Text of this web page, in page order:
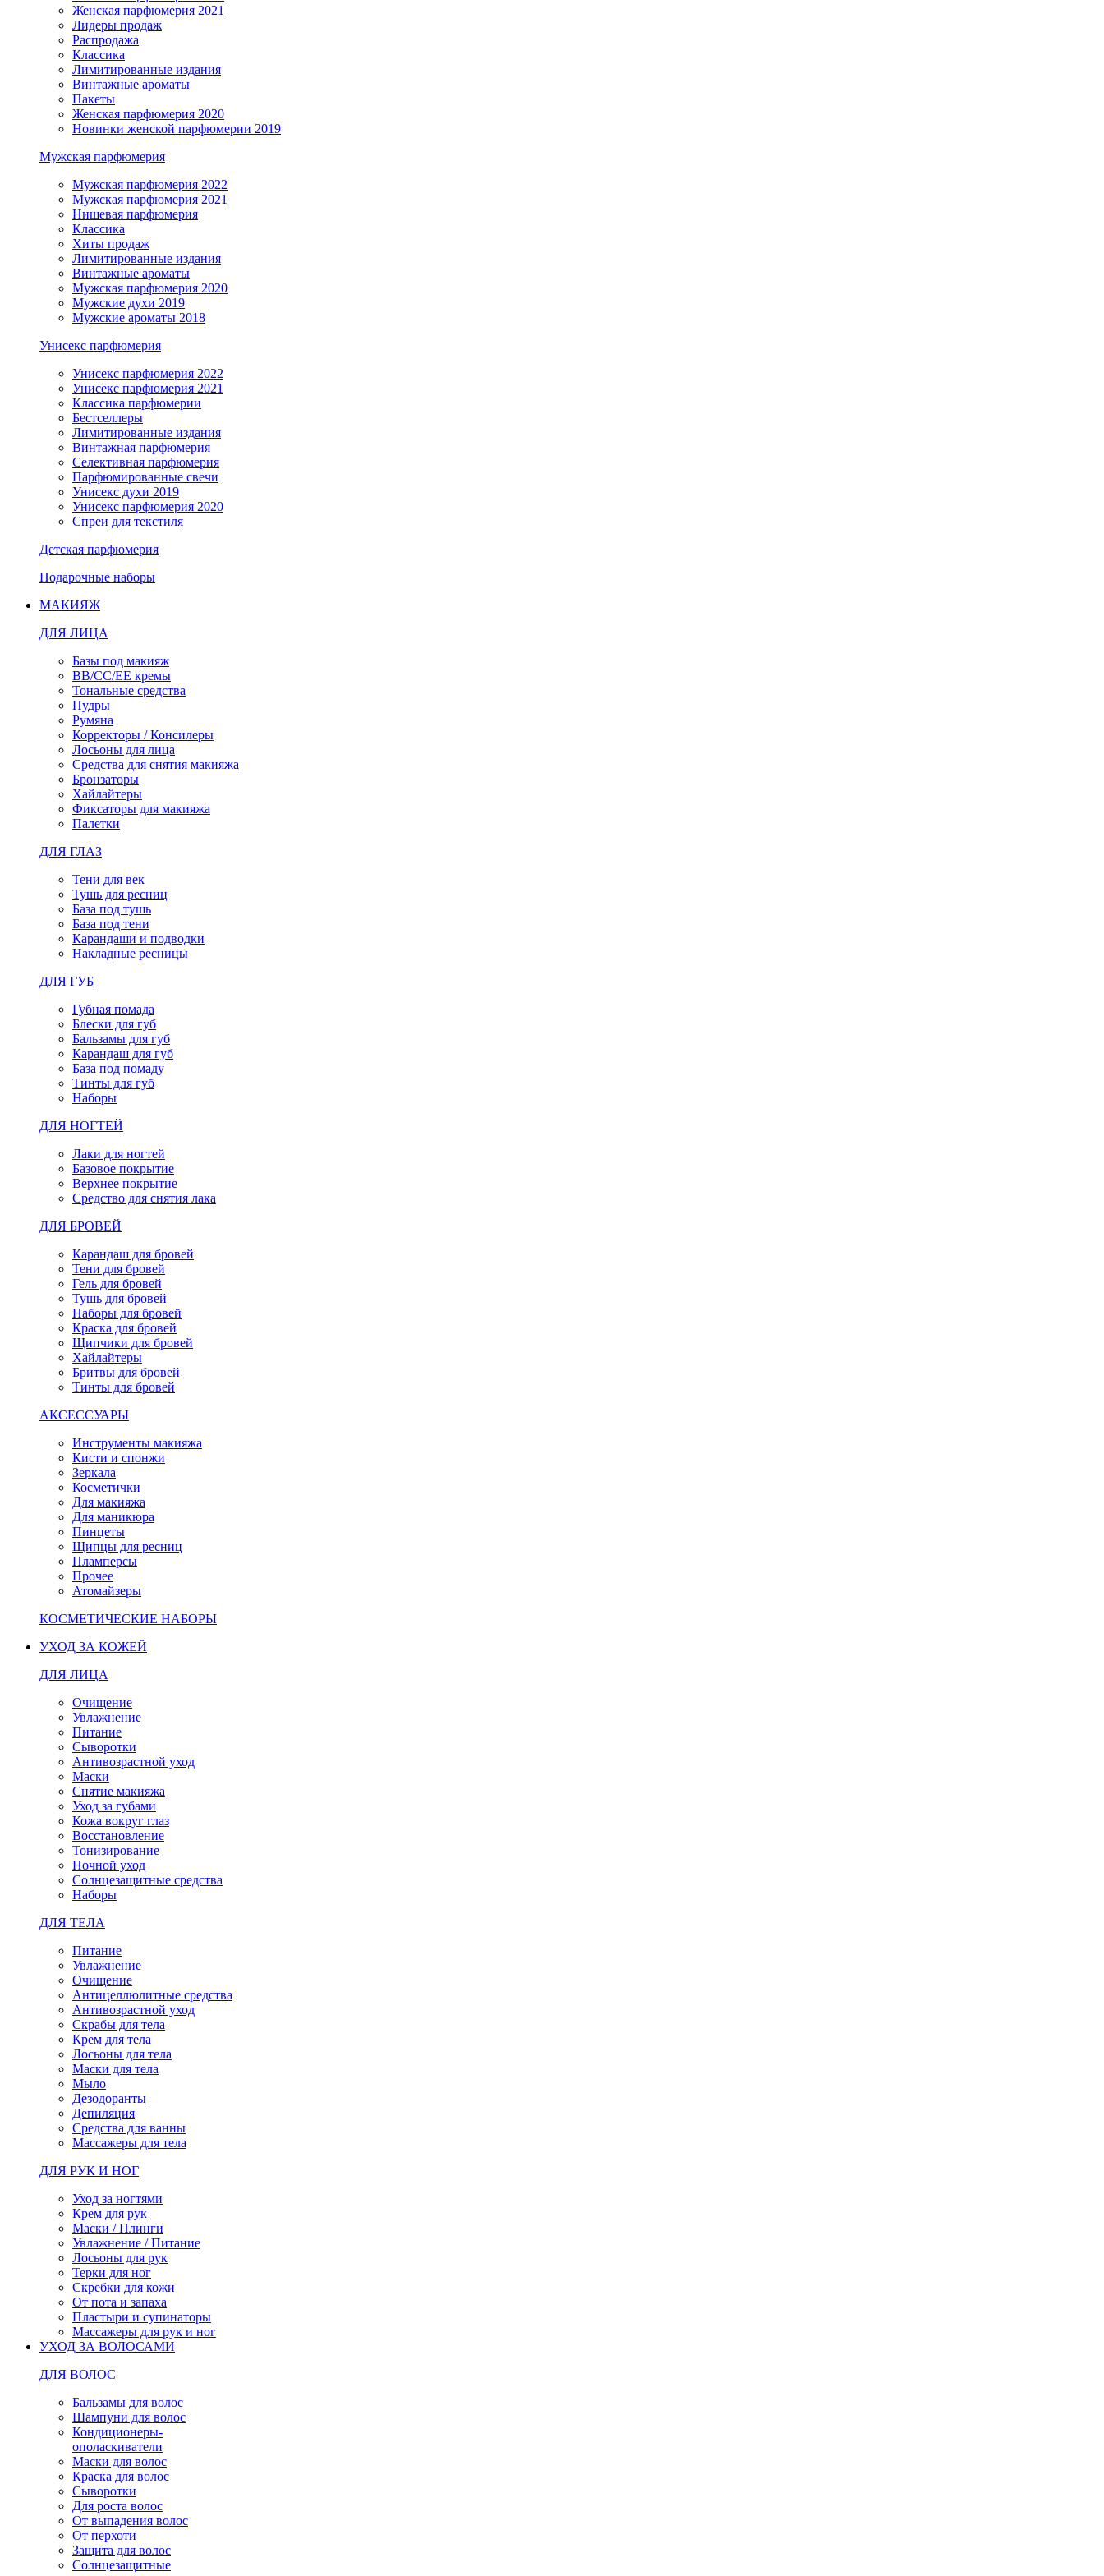
Женская парфюмерия 2021
Лидеры продаж
Распродажа
Классика
Лимитированные издания
Винтажные ароматы
Пакеты
Женская парфюмерия 2020
Новинки женской парфюмерии 2019
Мужская парфюмерия
Мужская парфюмерия 2022
Мужская парфюмерия 2021
Нишевая парфюмерия
Классика
Хиты продаж
Лимитированные издания
Винтажные ароматы
Мужская парфюмерия 2020
Мужские духи 2019
Мужские ароматы 2018
Унисекс парфюмерия
Унисекс парфюмерия 2022
Унисекс парфюмерия 2021
Классика парфюмерии
Бестселлеры
Лимитированные издания
Винтажная парфюмерия
Селективная парфюмерия
Парфюмированные свечи
Унисекс духи 2019
Унисекс парфюмерия 2020
Спреи для текстиля
Детская парфюмерия
Подарочные наборы
МАКИЯЖ
ДЛЯ ЛИЦА
Базы под макияж
BB/CC/EE кремы
Тональные средства
Пудры
Румяна
Корректоры / Консилеры
Лосьоны для лица
Средства для снятия макияжа
Бронзаторы
Хайлайтеры
Фиксаторы для макияжа
Палетки
ДЛЯ ГЛАЗ
Тени для век
Тушь для ресниц
База под тушь
База под тени
Карандаши и подводки
Накладные ресницы
ДЛЯ ГУБ
Губная помада
Блески для губ
Бальзамы для губ
Карандаш для губ
База под помаду
Тинты для губ
Наборы
ДЛЯ НОГТЕЙ
Лаки для ногтей
Базовое покрытие
Верхнее покрытие
Средство для снятия лака
ДЛЯ БРОВЕЙ
Карандаш для бровей
Тени для бровей
Гель для бровей
Тушь для бровей
Наборы для бровей
Краска для бровей
Щипчики для бровей
Хайлайтеры
Бритвы для бровей
Тинты для бровей
АКСЕССУАРЫ
Инструменты макияжа
Кисти и спонжи
Зеркала
Косметички
Для макияжа
Для маникюра
Пинцеты
Щипцы для ресниц
Пламперсы
Прочее
Атомайзеры
КОСМЕТИЧЕСКИЕ НАБОРЫ
УХОД ЗА КОЖЕЙ
ДЛЯ ЛИЦА
Очищение
Увлажнение
Питание
Сыворотки
Антивозрастной уход
Маски
Снятие макияжа
Уход за губами
Кожа вокруг глаз
Восстановление
Тонизирование
Ночной уход
Солнцезащитные средства
Наборы
ДЛЯ ТЕЛА
Питание
Увлажнение
Очищение
Антицеллюлитные средства
Антивозрастной уход
Скрабы для тела
Крем для тела
Лосьоны для тела
Маски для тела
Мыло
Дезодоранты
Депиляция
Средства для ванны
Массажеры для тела
ДЛЯ РУК И НОГ
Уход за ногтями
Крем для рук
Маски / Плинги
Увлажнение / Питание
Лосьоны для рук
Терки для ног
Скребки для кожи
От пота и запаха
Пластыри и супинаторы
Массажеры для рук и ног
УХОД ЗА ВОЛОСАМИ
ДЛЯ ВОЛОС
Бальзамы для волос
Шампуни для волос
Кондиционеры-
ополаскиватели
Маски для волос
Краска для волос
Сыворотки
Для роста волос
От выпадения волос
От перхоти
Защита для волос
Солнцезащитные